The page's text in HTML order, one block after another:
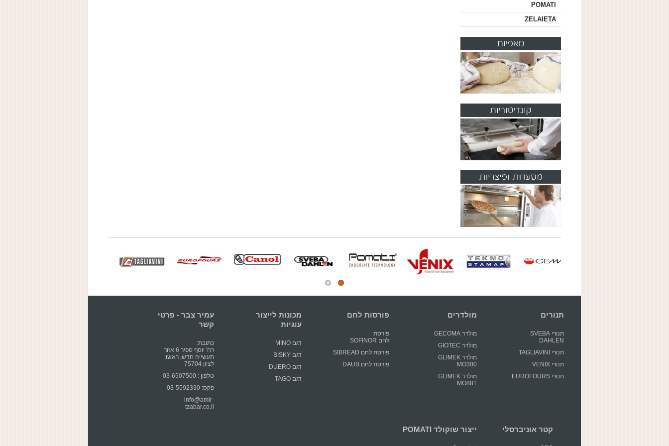
POMATI
ZELAIETA
תנורים
תנורי SVEBA
DAHLEN
תנורי TAGLIAVINI
תנורי VENIX
תנורי EUROFOURS
מולדרים
מולדר GECOMA
מולדר GIOTEC
מולדר GLIMEK
MO300
מולדר GLIMEK
MO881
פורסות לחם
פורסת
לחם SOFINOR
פורסת לחם SIBREAD
פורסת לחם DAUB
מכונות לייצור
עוגיות
דגם MINO
דגם BISKY
דגם DUERO
דגם TAGO
עמיר צבר - פרטי
קשר
כתובת:
רח' יוסף ספיר 6 אזור
תעשייה חדש, ראשון
לציון 75704
טלפון : 03-6507500
פקס: 03-5592330
info@amir-
tzabar.co.il
קטר אוניברסלי ייצור שוקולד POMATI